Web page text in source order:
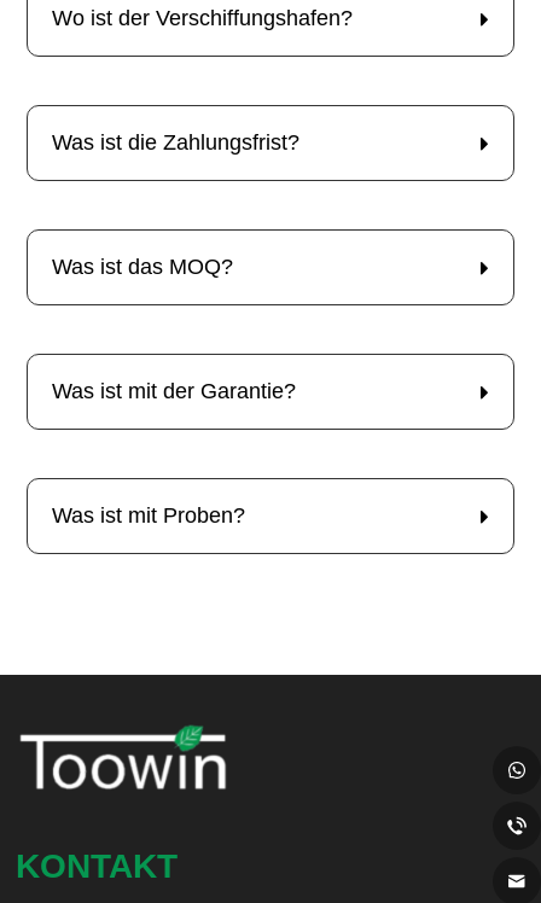
Wo ist der Verschiffungshafen?
Was ist die Zahlungsfrist?
Was ist das MOQ?
Was ist mit der Garantie?
Was ist mit Proben?
KONTAKT